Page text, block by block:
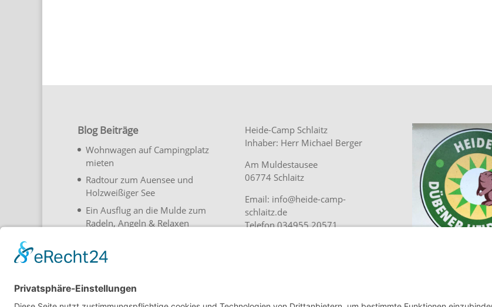
Blog Beiträge
Wohnwagen auf Campingplatz
mieten
Radtour zum Auensee und
Holzweißiger See
Ein Ausflug an die Mulde zum
Radeln, Angeln & Relaxen
Campingplatz
in 2023
Heide-Camp Schlaitz
Inhaber: Herr Michael Berger
Am Muldestausee
06774 Schlaitz
Email: info@heide-camp-
schlaitz.de
Telefon 034955 20571